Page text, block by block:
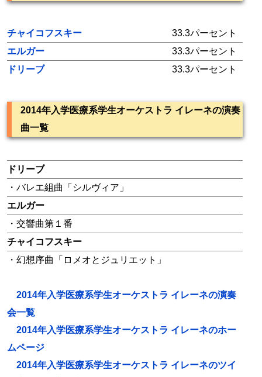
チャイコフスキー
33.3パーセント
エルガー
33.3パーセント
ドリーブ
33.3パーセント
2014年入学医療系学生オーケストラ イレーネの演奏
曲一覧
ドリーブ
・バレエ組曲「シルヴィア」
エルガー
・交響曲第１番
チャイコフスキー
・幻想序曲「ロメオとジュリエット」
2014年入学医療系学生オーケストラ イレーネの演奏
会一覧
2014年入学医療系学生オーケストラ イレーネのホー
ムページ
2014年入学医療系学生オーケストラ イレーネのツイ